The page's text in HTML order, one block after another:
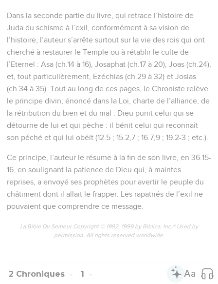
Dans la seconde partie du livre, qui retrace l’histoire de
Juda du schisme à l’exil, conformément à sa vision de
l’histoire, l’auteur s’arrête surtout sur la vie des rois qui ont
cherché à restaurer le Temple ou à rétablir le culte de
l’Eternel : Asa (ch.14 à 16), Josaphat (ch.17 à 20), Joas (ch.24),
et, tout particulièrement, Ezéchias (ch.29 à 32) et Josias
(ch.34 à 35). Tout au long de ces pages, le Chroniste relève
le principe divin, énoncé dans la Loi, charte de l’alliance, de
la rétribution du bien et du mal : Dieu punit celui qui se
détourne de lui et qui pèche : il bénit celui qui reconnaît
son péché et qui lui obéit (12.5 ; 15.2,7 ; 16.7,9 ; 19.2-3 ; etc.).
Ce principe, l’auteur le résume à la fin de son livre, en 36.15-
16, en soulignant la patience de Dieu qui, à maintes
reprises, a envoyé ses prophètes pour avertir le peuple du
châtiment dont il allait le frapper. Les rapatriés de l’exil ne
pouvaient que comprendre ce message.
La Bible Du Semeur Copyright © 1992, 1999 by Biblica, Inc.® Used by
permission. All rights reserved worldwide.
2 Chroniques 1